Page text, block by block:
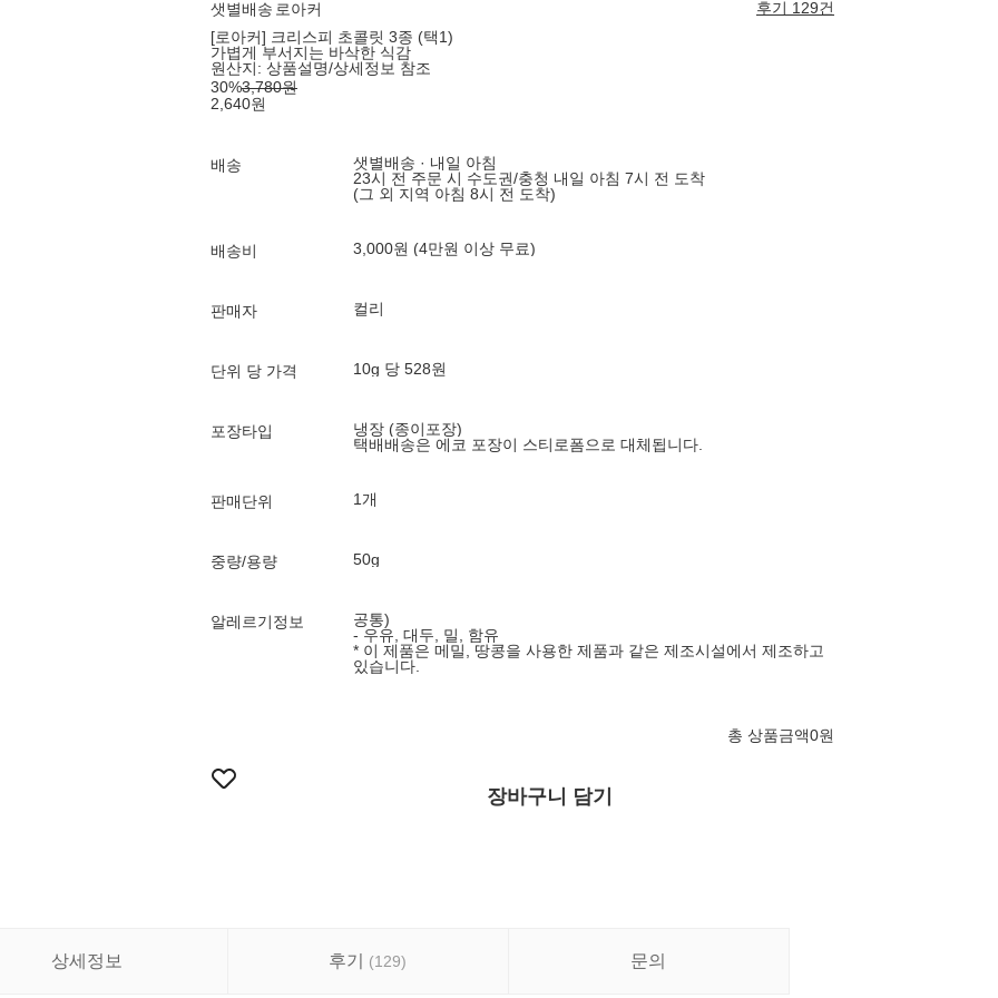
샛별배송 로아커
후기 129건
[로아커] 크리스피 초콜릿 3종 (택1)
가볍게 부서지는 바삭한 식감
원산지: 상품설명/상세정보 참조
30%3,780원
2,640원
배송
샛별배송 · 내일 아침
23시 전 주문 시 수도권/충청 내일 아침 7시 전 도착
(그 외 지역 아침 8시 전 도착)
배송비 3,000원 (4만원 이상 무료)
판매자 컬리
단위 당 가격 10g 당 528원
포장타입
냉장 (종이포장)
택배배송은 에코 포장이 스티로폼으로 대체됩니다.
판매단위 1개
중량/용량 50g
알레르기정보
공통)
- 우유, 대두, 밀, 함유
* 이 제품은 메밀, 땅콩을 사용한 제품과 같은 제조시설에서 제조하고
총 상품금액0원
장바구니 담기
상세정보 후기 (129) 문의